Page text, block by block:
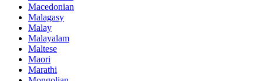
Macedonian
Malagasy
Malay
Malayalam
Maltese
Maori
Marathi